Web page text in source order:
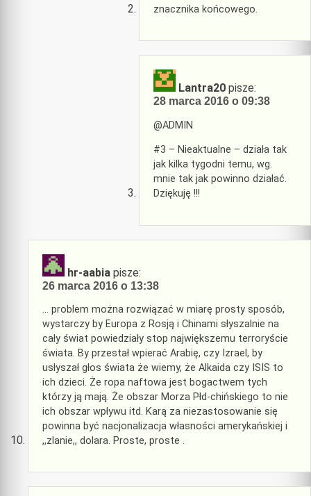
znacznika końcowego.
Lantra20 pisze:
28 marca 2016 o 09:38
@ADMIN
#3 – Nieaktualne – działa tak
jak kilka tygodni temu, wg.
mnie tak jak powinno działać.
Dziękuję !!!
hr-aabia pisze:
26 marca 2016 o 13:38
… problem można rozwiązać w miarę prosty sposób,
wystarczy by Europa z Rosją i Chinami słyszalnie na
cały świat powiedziały stop największemu terroryście
świata. By przestał wpierać Arabię, czy Izrael, by
usłyszał głos świata że wiemy, że Alkaida czy ISIS to
ich dzieci. Że ropa naftowa jest bogactwem tych
którzy ją mają. Że obszar Morza Płd-chińskiego to nie
ich obszar wpływu itd. Karą za niezastosowanie się
powinna być nacjonalizacja własności amerykańskiej i
,,zlanie,, dolara. Proste, proste .